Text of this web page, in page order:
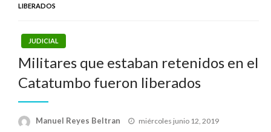
LIBERADOS
JUDICIAL
Militares que estaban retenidos en el
Catatumbo fueron liberados
Manuel Reyes Beltran
Publicado
miércoles junio 12, 2019